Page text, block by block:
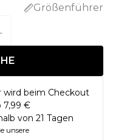
Größenführer
wird beim Checkout
7,99 €
von 21 Tagen
unsere